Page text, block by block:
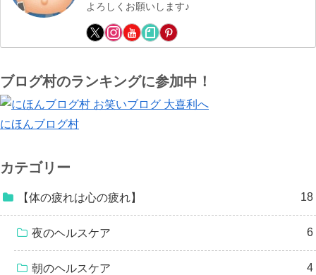
よろしくお願いします♪
ブログ村のランキングに参加中！
にほんブログ村
カテゴリー
【体の疲れは心の疲れ】 18
夜のヘルスケア 6
朝のヘルスケア 4